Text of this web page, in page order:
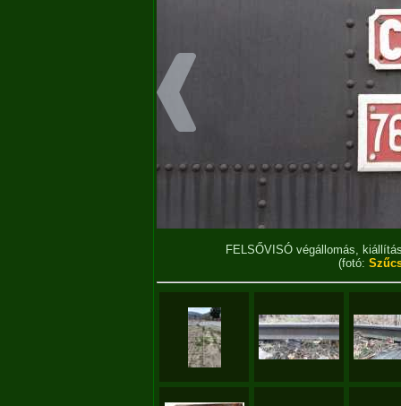
FELSŐVISÓ végállomás,
(fotó: